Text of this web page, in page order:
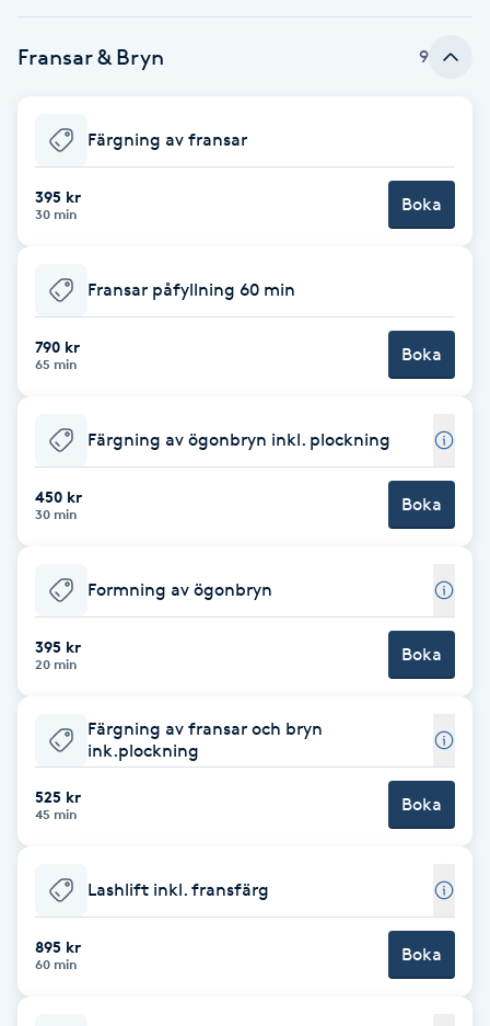
Bambumassage
Barber
Barnklippning
BIAB
Blowout
Bottenfärg
Brynfärgning
Brynplockning
Celluliter
Color correction
Cryoterapi
Fransar & Bryn 9
Färgning av fransar
395 kr
30 min Boka
Fransar påfyllning 60 min
790 kr
65 min Boka
Färgning av ögonbryn inkl. plockning
450 kr
30 min Boka
Formning av ögonbryn
395 kr
20 min Boka
Färgning av fransar och bryn
ink.plockning
525 kr
45 min Boka
Lashlift inkl. fransfärg
895 kr
60 min Boka